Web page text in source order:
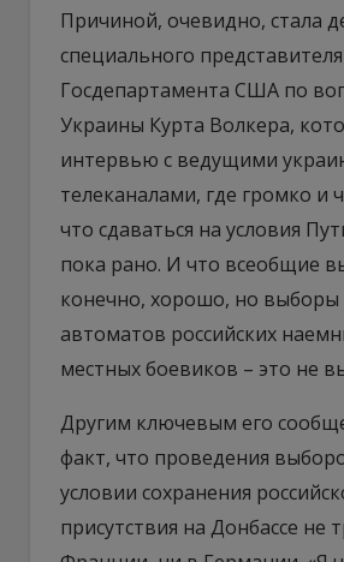
Причиной, очевидно, стала
специального представителя
Госдепартамента США по
Украины Курта Волкера,
интервью с ведущими
телеканалами, где громко и
что сдаваться на условия
пока рано. И что всеобщие
конечно, хорошо, но выборы
автоматов российских
местных боевиков – это не
Другим ключевым его
факт, что проведения
условии сохранения
присутствия на Донбассе не